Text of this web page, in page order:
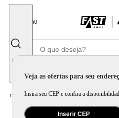
Menu
Veja as ofertas para seu
Insira seu CEP e confira a
Inserir CEP
Home Utilidade Doméstica Churrasco Acessório para